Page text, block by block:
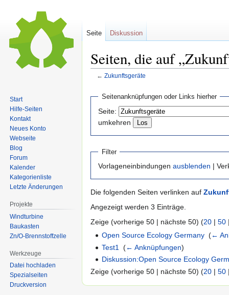
Seiten, die auf
← Zukunftsgeräte
Navigation
springen
springen
Seitenanknüpfungen oder Links hierher
Seite:
umkehren
Filter
Vorlageneinbindungen ausblenden |
Die folgenden Seiten verlinken auf
Angezeigt werden 3 Einträge.
Zeige (vorherige 50 | nächste 50) (20 | 50
Open Source Ecology Germany ‎(←
Test1
‎(← Anknüpfungen)
Diskussion:Open Source Ecology
Zeige (vorherige 50 | nächste 50) (20 | 50
Seite Diskussion
Start
Hilfe-Seiten
Kontakt
Neues Konto
Webseite
Blog
Forum
Kalender
Kategorienliste
Letzte Änderungen
Projekte
Windturbine
Baukasten
Zn/O-Brennstoffzelle
Werkzeuge
Datei hochladen
Spezialseiten
Druckversion